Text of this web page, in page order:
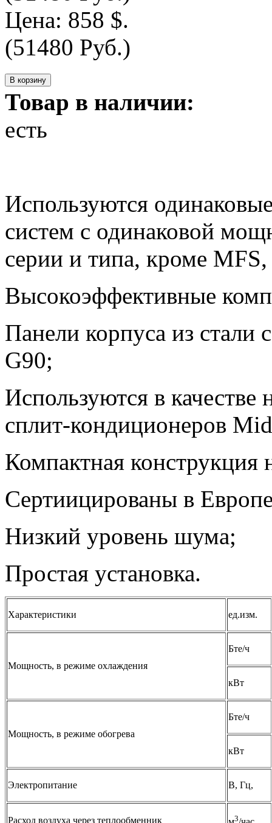
Цена: 858 $.
(51480 Руб.)
Товар в наличии:
есть
Используются
систем с одинаковой
серии и типа, кроме
Высокоэффективные
Панели корпуса из стали
G90;
Используются в
сплит-кондиционеров
Компактная
Сертиицированы в
Низкий уровень шума;
Простая установка.
Характеристики ед.изм.
Мощность, в режиме охлаждения
Бте/ч
кВт
Мощность, в режиме обогрева
Бте/ч
кВт
Электропитание В, Гц,
Расход воздуха через теплообменник 3